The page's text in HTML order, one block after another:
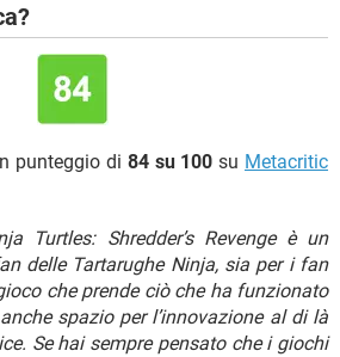
punteggio di 84 su 100 su Metacritic
Turtles: Shredder’s Revenge è un
delle Tartarughe Ninja, sia per i fan
che prende ciò che ha funzionato
spazio per l’innovazione al di là
Se hai sempre pensato che i giochi